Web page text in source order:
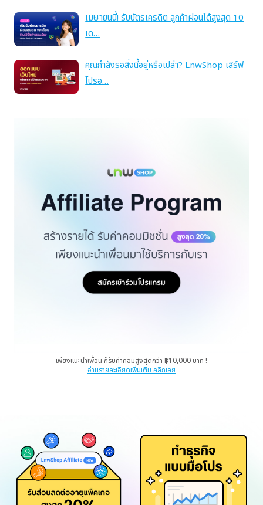
เมษายนนี้! รับบัตรเครดิต ลูกค้าผ่อนได้สูงสุด 10
เด…
คุณกำลังรอสิ่งนี้อยู่หรือเปล่า? LnwShop เสิร์ฟ
โปรอ…
เพียงแนะนำเพื่อน ก็รับค่าคอมสูงสุดกว่า ฿10,000 บาท !
อ่านรายละเอียดเพิ่มเติม คลิกเลย